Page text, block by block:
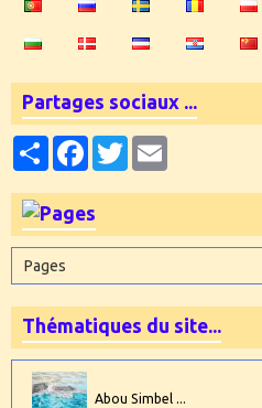
Partages sociaux ...
PartagerFacebookTwitter
Thématiques du site...
Abou Simbel ...